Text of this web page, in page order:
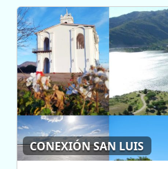
CONEXIÓN SAN LUIS